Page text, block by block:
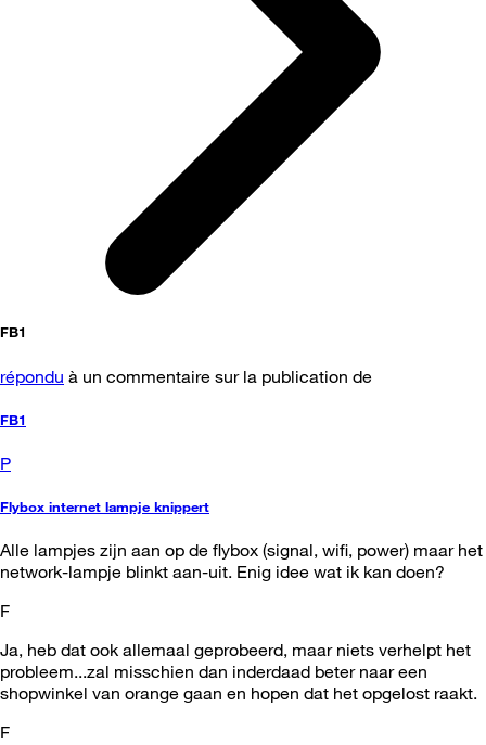
FB1
répondu à un commentaire sur la publication de
FB1
P
Flybox internet lampje knippert
Alle lampjes zijn aan op de flybox (signal, wifi, power) maar het
network-lampje blinkt aan-uit. Enig idee wat ik kan doen?
F
Ja, heb dat ook allemaal geprobeerd, maar niets verhelpt het
probleem...zal misschien dan inderdaad beter naar een
shopwinkel van orange gaan en hopen dat het opgelost raakt.
F